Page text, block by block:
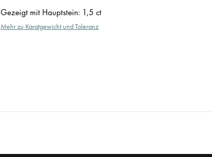
Gezeigt mit Hauptstein: 1,5 ct
Mehr zu Karatgewicht und Toleranz